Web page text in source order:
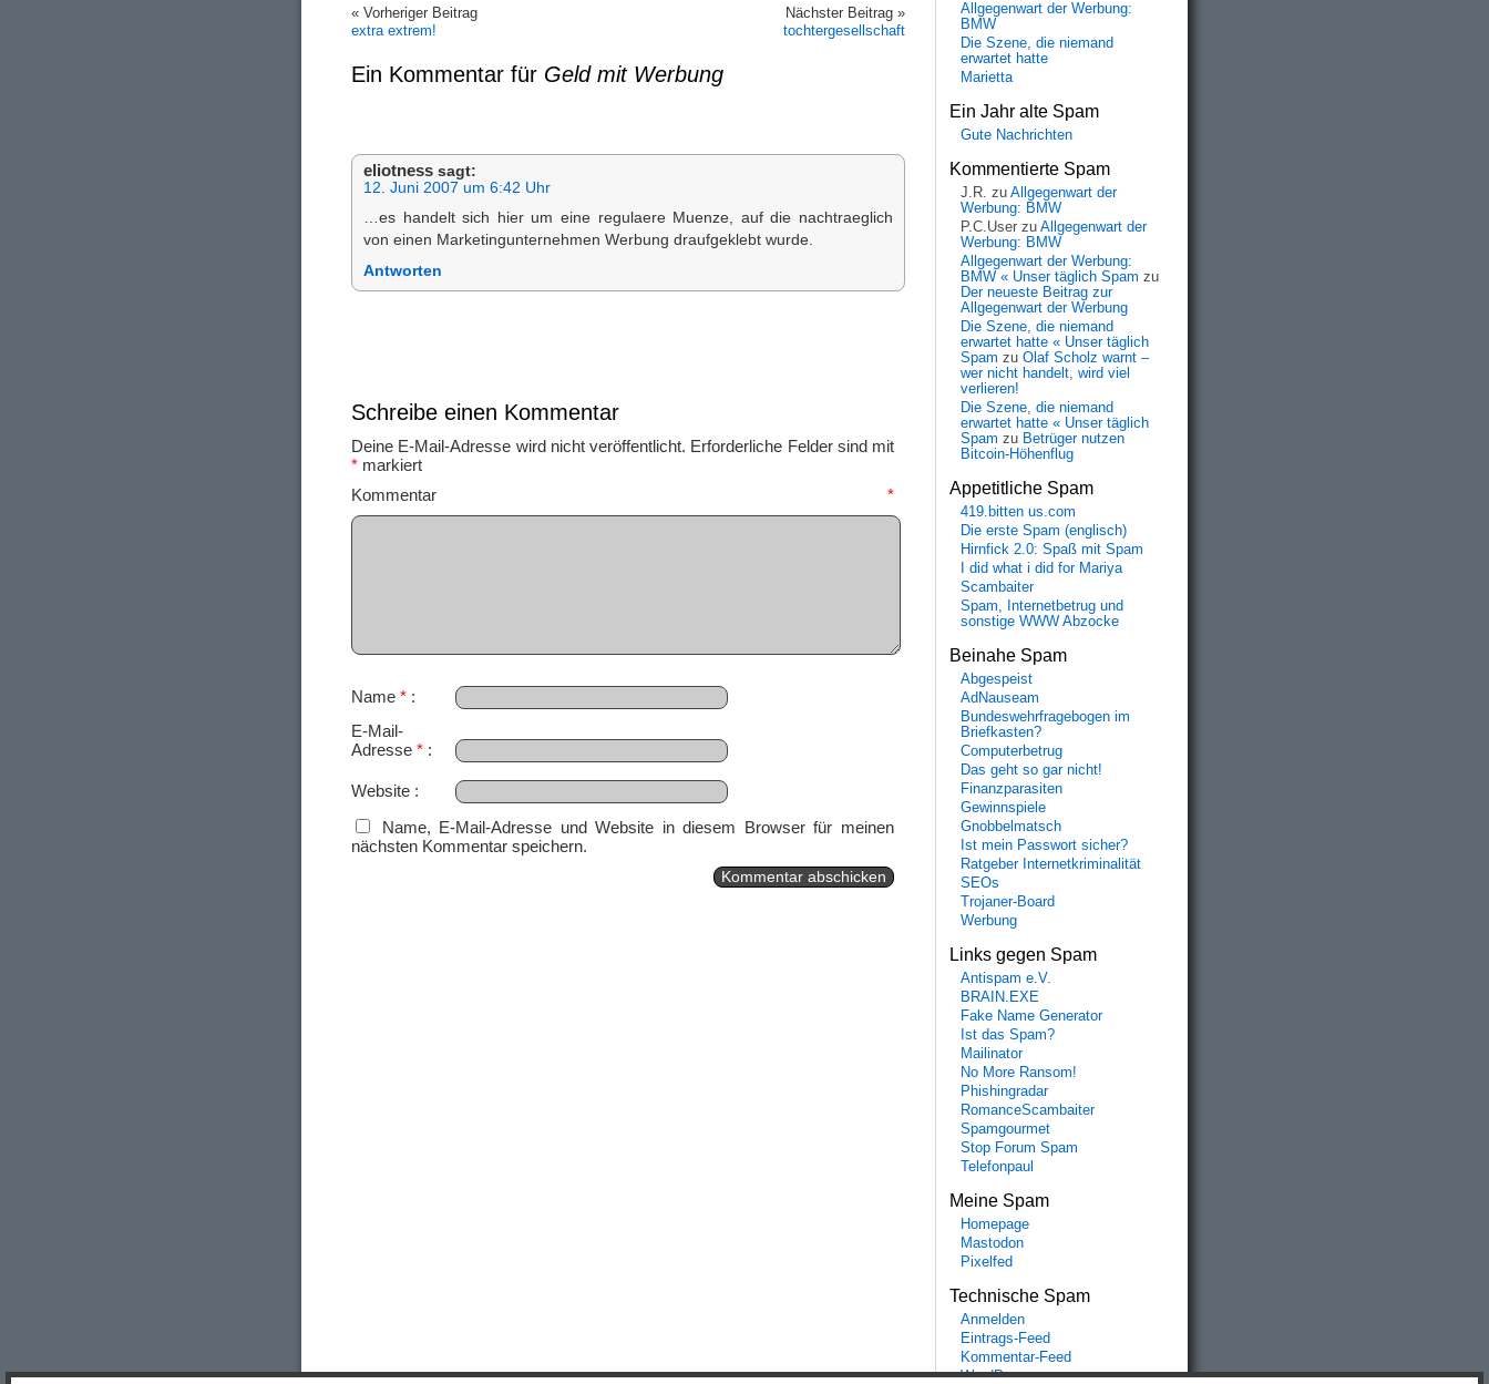
« Vorheriger Beitrag
extra extrem!
Nächster Beitrag »
tochtergesellschaft
Ein Kommentar für Geld mit Werbung
eliotness sagt:
12. Juni 2007 um 6:42 Uhr
…es handelt sich hier um eine regulaere Muenze, auf die nachtraeglich
von einen Marketingunternehmen Werbung draufgeklebt wurde.
Antworten
Schreibe einen Kommentar
Deine E-Mail-Adresse wird nicht veröffentlicht. Erforderliche Felder sind mit
* markiert
Kommentar *
Name *
E-Mail-
Adresse *
Website
Name, E-Mail-Adresse und Website in diesem Browser für meinen
nächsten Kommentar speichern.
Allgegenwart der Werbung:
BMW
Die Szene, die niemand
erwartet hatte
Marietta
Ein Jahr alte Spam
Gute Nachrichten
Kommentierte Spam
J.R. zu Allgegenwart der
Werbung: BMW
P.C.User zu Allgegenwart der
Werbung: BMW
Allgegenwart der Werbung:
BMW « Unser täglich Spam zu
Der neueste Beitrag zur
Allgegenwart der Werbung
Die Szene, die niemand
erwartet hatte « Unser täglich
Spam zu Olaf Scholz warnt –
wer nicht handelt, wird viel
verlieren!
Die Szene, die niemand
erwartet hatte « Unser täglich
Spam zu Betrüger nutzen
Bitcoin-Höhenflug
Appetitliche Spam
419.bitten us.com
Die erste Spam (englisch)
Hirnfick 2.0: Spaß mit Spam
I did what i did for Mariya
Scambaiter
Spam, Internetbetrug und
sonstige WWW Abzocke
Beinahe Spam
Abgespeist
AdNauseam
Bundeswehrfragebogen im
Briefkasten?
Computerbetrug
Das geht so gar nicht!
Finanzparasiten
Gewinnspiele
Gnobbelmatsch
Ist mein Passwort sicher?
Ratgeber Internetkriminalität
SEOs
Trojaner-Board
Werbung
Links gegen Spam
Antispam e.V.
BRAIN.EXE
Fake Name Generator
Ist das Spam?
Mailinator
No More Ransom!
Phishingradar
RomanceScambaiter
Spamgourmet
Stop Forum Spam
Telefonpaul
Meine Spam
Homepage
Mastodon
Pixelfed
Technische Spam
Anmelden
Eintrags-Feed
Kommentar-Feed
WordPress.org